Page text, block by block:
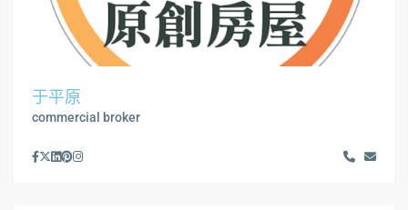
于平原
commercial broker